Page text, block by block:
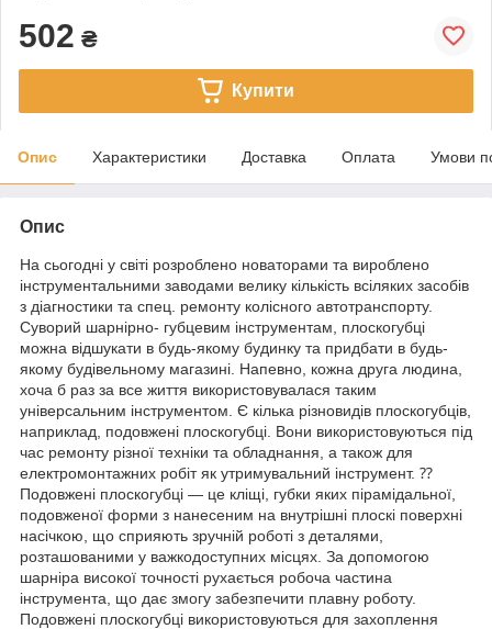
502 ₴
Купити
Опис Характеристики Доставка Оплата Умови
Опис
На сьогодні у світі розроблено новаторами та вироблено
інструментальними заводами велику кількість всіляких засобів
з діагностики та спец. ремонту колісного автотранспорту.
Суворий шарнірно- губцевим інструментам, плоскогубці
можна відшукати в будь-якому будинку та придбати в будь-
якому будівельному магазині. Напевно, кожна друга людина,
хоча б раз за все життя використовувалася таким
універсальним інструментом. Є кілька різновидів плоскогубців,
наприклад, подовжені плоскогубці. Вони використовуються під
час ремонту різної техніки та обладнання, а також для
електромонтажних робіт як утримувальний інструмент. ⁇
Подовжені плоскогубці — це кліщі, губки яких пірамідальної,
подовженої форми з нанесеним на внутрішні плоскі поверхні
насічкою, що сприяють зручній роботі з деталями,
розташованими у важкодоступних місцях. За допомогою
шарніра високої точності рухається робоча частина
інструмента, що дає змогу забезпечити плавну роботу.
Подовжені плоскогубці використовуються для захоплення